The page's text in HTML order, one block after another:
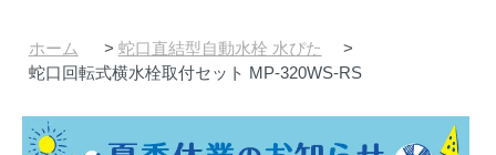
ホーム > 蛇口直結型自動水栓 水ぴた
>
蛇口回転式横水栓取付セット MP-320WS-RS